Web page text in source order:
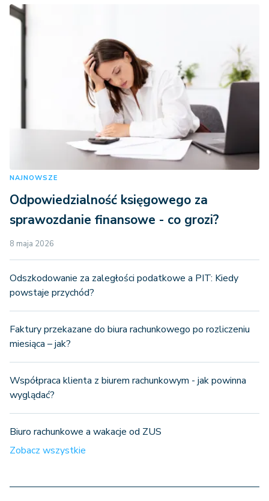
NAJNOWSZE
Odpowiedzialność księgowego za
sprawozdanie finansowe - co grozi?
8 maja 2026
Odszkodowanie za zaległości podatkowe a PIT: Kiedy
powstaje przychód?
Faktury przekazane do biura rachunkowego po rozliczeniu
miesiąca – jak?
Współpraca klienta z biurem rachunkowym - jak powinna
wyglądać?
Biuro rachunkowe a wakacje od ZUS
Zobacz wszystkie